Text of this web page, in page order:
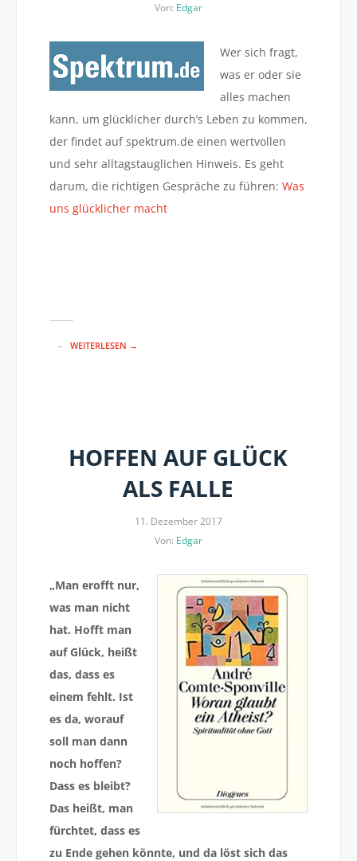
Von: Edgar
Wer sich fragt,
was er oder sie
alles machen
kann, um glücklicher durch’s Leben zu kommen,
der findet auf spektrum.de einen wertvollen
und sehr alltagstauglichen Hinweis. Es geht
darum, die richtigen Gespräche zu führen: Was
uns glücklicher macht
WEITERLESEN →
HOFFEN AUF GLÜCK
ALS FALLE
11. Dezember 2017
Von: Edgar
„Man erofft nur,
was man nicht
hat. Hofft man
auf Glück, heißt
das, dass es
einem fehlt. Ist
es da, worauf
soll man dann
noch hoffen?
Dass es bleibt?
Das heißt, man
fürchtet, dass es
zu Ende gehen könnte, und da löst sich das